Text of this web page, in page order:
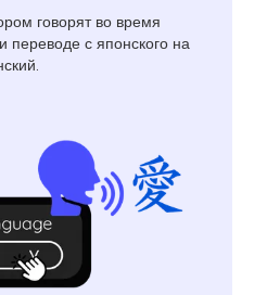
говорят во время
переводе с японского на